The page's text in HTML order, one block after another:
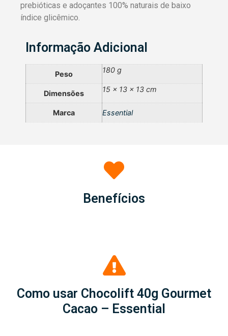
prebióticas e adoçantes 100% naturais de baixo
índice glicêmico.
Informação Adicional
Peso 180 g
Dimensões 15 × 13 × 13 cm
Marca Essential
Benefícios
Como usar Chocolift 40g Gourmet
Cacao – Essential